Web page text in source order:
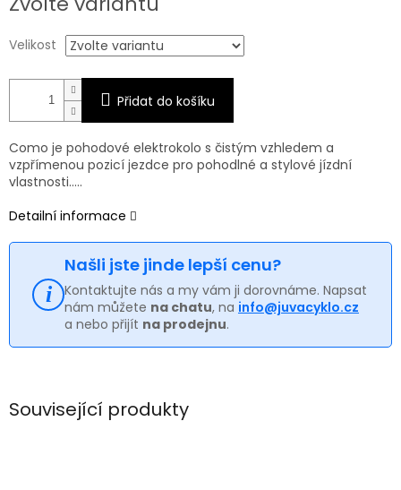
cena:
Velikost
Přidat do košíku
Como je pohodové elektrokolo s čistým vzhledem a
vzpřímenou pozicí jezdce pro pohodlné a stylové jízdní
vlastnosti.....
Detailní informace
Našli jste jinde lepší cenu?
Kontaktujte nás a my vám ji dorovnáme. Napsat
nám můžete na chatu, na info@juvacyklo.cz
a nebo přijít na prodejnu.
Související produkty